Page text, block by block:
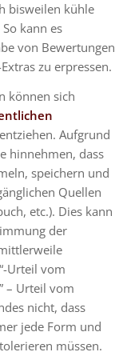
bisweilen kühle
kann es
von Bewertungen
zu erpressen.
können sich
Aufgrund
hinnehmen, dass
speichern und
Quellen
etc.). Dies kann
der
Urteil vom
– Urteil vom
nicht, dass
jede Form und
müssen.